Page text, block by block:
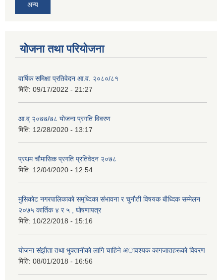
अन्य
योजना तथा परियोजना
वार्षिक समिक्षा प्रतिवेदन आ.व. २०८०/८१
मिति: 09/17/2022 - 21:27
आ.व् २०७७/७८ योजना प्रगति विवरण
मिति: 12/28/2020 - 13:17
प्रथम चाैमासिक प्रगति प्रतिवेदन २०७८
मिति: 12/04/2020 - 12:54
मुसिकाेट नगरपालिकाकाे समृध्दिका संभावना र चुनाैती विषयक बाैध्दिक सम्मेलन
२०७५ कार्तिक ४ र ५ , घाेषणापत्र
मिति: 10/22/2018 - 15:16
याेजना संझाैता तथा भुक्तानीकाे लागि चाहिने अावश्यक कागजातहरूकाे विवरण
मिति: 08/01/2018 - 16:56